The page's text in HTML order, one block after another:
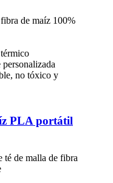
de maíz 100%
no tóxico y
PLA portátil